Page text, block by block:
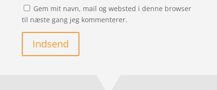
Gem mit navn, mail og websted i denne browser
til næste gang jeg kommenterer.
Indsend